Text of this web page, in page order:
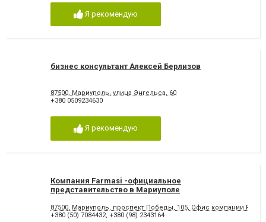
Я рекомендую
бизнес консультант Алексей Берлизов
87500, Мариуполь, улица Энгельса, 60
+380 0509234630
Я рекомендую
Компания Farmasi -официальное
представительство в Мариуполе
87500, Мариуполь, проспект Победы, 105, Офис компании
+380 (50) 7084432, +380 (98) 2343164